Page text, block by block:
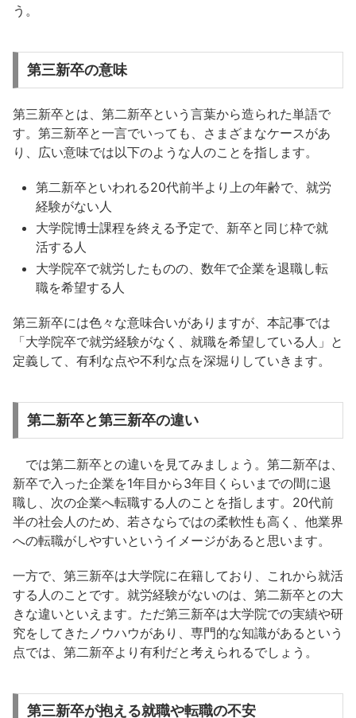
う。
第三新卒の意味
第三新卒とは、第二新卒という言葉から造られた単語で
す。第三新卒と一言でいっても、さまざまなケースがあ
り、広い意味では以下のような人のことを指します。
第二新卒といわれる20代前半より上の年齢で、就労
経験がない人
大学院博士課程を終える予定で、新卒と同じ枠で就
活する人
大学院卒で就労したものの、数年で企業を退職し転
職を希望する人
第三新卒には色々な意味合いがありますが、本記事では
「大学院卒で就労経験がなく、就職を希望している人」と
定義して、有利な点や不利な点を深堀りしていきます。
第二新卒と第三新卒の違い
では第二新卒との違いを見てみましょう。第二新卒は、
新卒で入った企業を1年目から3年目くらいまでの間に退
職し、次の企業へ転職する人のことを指します。20代前
半の社会人のため、若さならではの柔軟性も高く、他業界
への転職がしやすいというイメージがあると思います。
一方で、第三新卒は大学院に在籍しており、これから就活
する人のことです。就労経験がないのは、第二新卒との大
きな違いといえます。ただ第三新卒は大学院での実績や研
究をしてきたノウハウがあり、専門的な知識があるという
点では、第二新卒より有利だと考えられるでしょう。
第三新卒が抱える就職や転職の不安